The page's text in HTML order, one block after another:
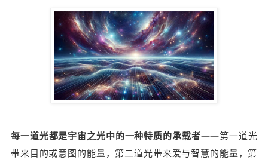
每一道光都是宇宙之光中的一种特质的承载者——第一道光
带来目的或意图的能量，第二道光带来爱与智慧的能量，第